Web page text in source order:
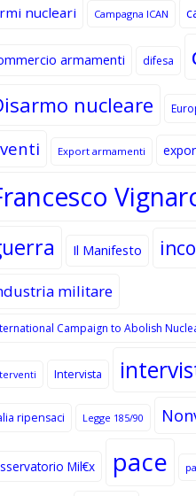
nucleari Campagna ICAN
armamenti difesa
nucleare
Export armamenti
Il Manifesto
militare
Campaign to Abolish
Intervista
ripensaci Legge 185/90
Mil€x pace